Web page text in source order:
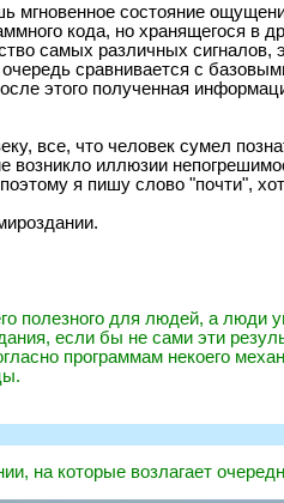
состояние
кода, но хранящегося в
самых различных сигналов,
сравнивается с
этого полученная
все, что человек сумел
иллюзии
я пишу слово "почти",
полезного для людей, а люди
если бы не сами эти
программам некоего
на которые возлагает